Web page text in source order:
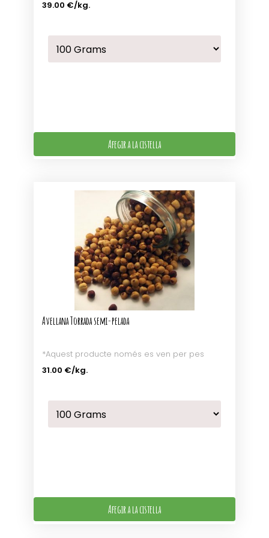
39.00 €/kg.
Afegir a la cistella
Avellana Torrada semi-pelada
*Aquest producte només es ven per pes
31.00 €/kg.
Afegir a la cistella